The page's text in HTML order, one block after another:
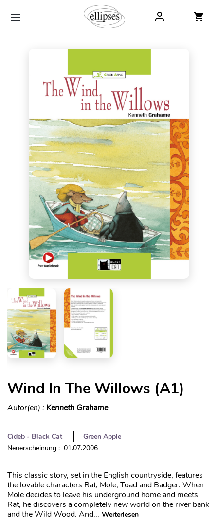
Wind In The Willows (A1)
Autor(en) : Kenneth Grahame
Cideb - Black Cat
Green Apple
Neuerscheinung : 01.07.2006
This classic story, set in the English countryside, features
the lovable characters Rat, Mole, Toad and Badger. When
Mole decides to leave his underground home and meets
Rat, he discovers a completely new world on the river bank
and the Wild Wood. And... Weiterlesen